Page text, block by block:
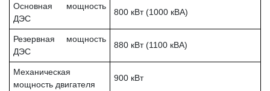
Основная мощность
ДЭС
800 кВт (1000 кВА)
Резервная мощность
ДЭС
880 кВт (1100 кВА)
Механическая
мощность двигателя
900 кВт